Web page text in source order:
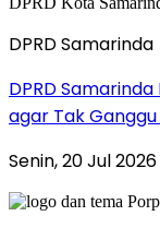
DPRD Samarinda
DPRD
agar Tak
Senin, 20 Jul